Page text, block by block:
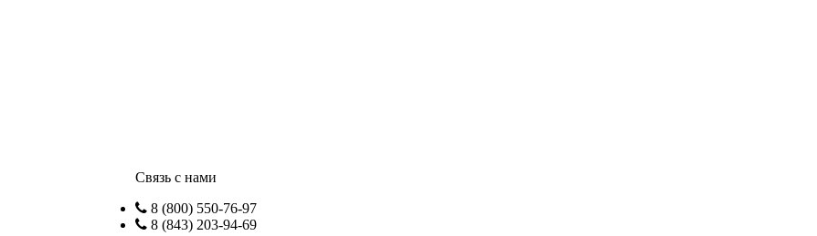
Связь с нами
8 (800) 550-76-97
8 (843) 203-94-69